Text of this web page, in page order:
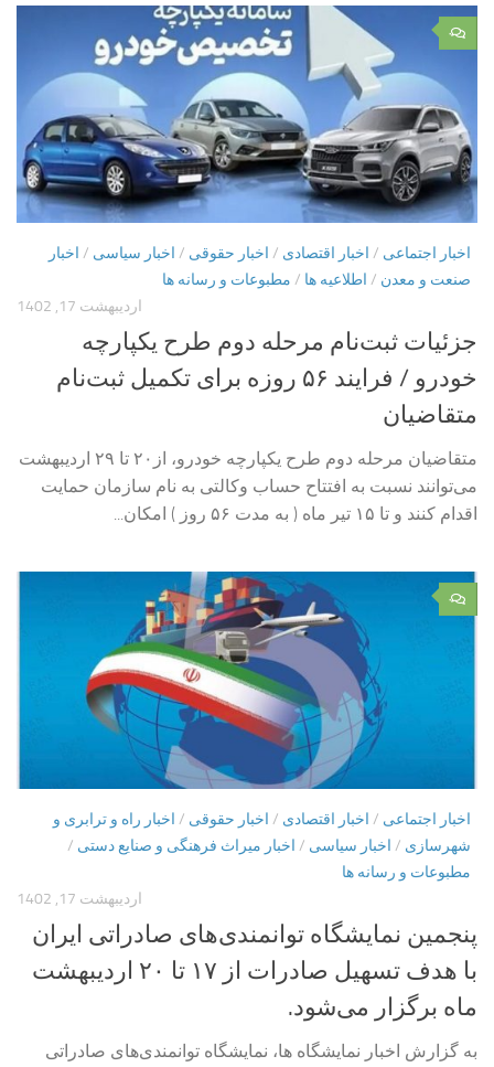
۰
اخبار اجتماعی / اخبار اقتصادی / اخبار حقوقی / اخبار سیاسی / اخبار
صنعت و معدن / اطلاعیه ها / مطبوعات و رسانه ها
اردیبهشت 17, 1402
جزئیات ثبت‌نام مرحله دوم طرح یکپارچه
خودرو / فرایند ۵۶ روزه برای تکمیل ثبت‌نام
متقاضیان
متقاضیان مرحله دوم طرح یکپارچه خودرو، از۲۰ تا ۲۹ اردیبهشت
می‌توانند نسبت‌ به افتتاح حساب وکالتی به‌ نام سازمان حمایت
اقدام کنند و تا ۱۵ تیر ماه ( به مدت ۵۶ روز ) امکان...
۰
اخبار اجتماعی / اخبار اقتصادی / اخبار حقوقی / اخبار راه و ترابری و
شهرسازی / اخبار سیاسی / اخبار میراث فرهنگی و صنایع دستی /
مطبوعات و رسانه ها
اردیبهشت 17, 1402
پنجمین نمایشگاه توانمندی‌های صادراتی ایران
با هدف تسهیل صادرات از ۱۷ تا ۲۰ اردیبهشت
ماه برگزار می‌شود.
به گزارش اخبار نمایشگاه ها، نمایشگاه توانمندی‌های صادراتی